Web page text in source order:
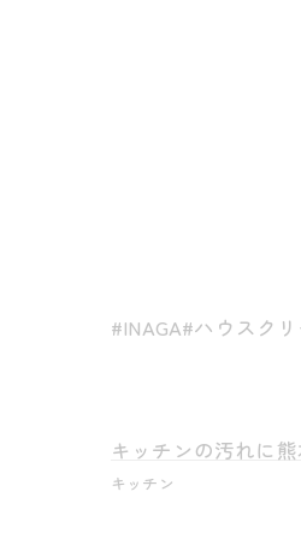
#INAGA#ハウスク
キッチンの汚れに
キッチン